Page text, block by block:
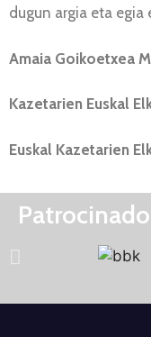
dugun argia eta egia
Amaia Goikoetxea
Kazetarien Euskal
Euskal Kazetarien